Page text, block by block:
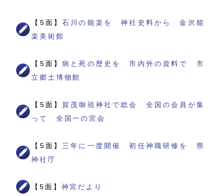
【5面】石川の能楽を 神社史料から 金沢能
楽美術館
【5面】病と死の歴史を 市内外の資料で 市
立郷土博物館
【5面】賀茂御祖神社で総会 全国の会員が集
って 全国一の宮会
【5面】 三年に一度開催 初任神職研修を 県
神社庁
【5面】 神宮だより